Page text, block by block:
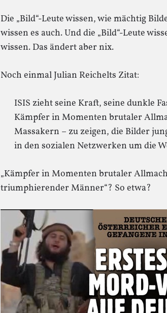
Die „Bild“-Leute wissen, wie mächtig
wissen es auch. Und die „Bild“-Leute
wissen. Das ändert aber nix.
Noch einmal Julian Reichelts Zitat:
ISIS zieht seine Kraft, seine dunkle
Kämpfer in Momenten brutaler
Massakern – zu zeigen, die Bilder
in den sozialen Netzwerken um die
„Kämpfer in Momenten brutaler
triumphierender Männer“? So etwa?